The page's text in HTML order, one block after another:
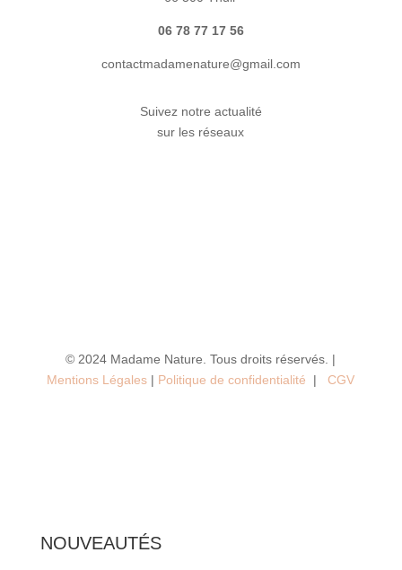
06 78 77 17 56
contactmadamenature@gmail.com
Suivez notre actualité
sur les réseaux
© 2024 Madame Nature. Tous droits réservés. |
Mentions Légales | Politique de confidentialité |CGV
NOUVEAUTÉS